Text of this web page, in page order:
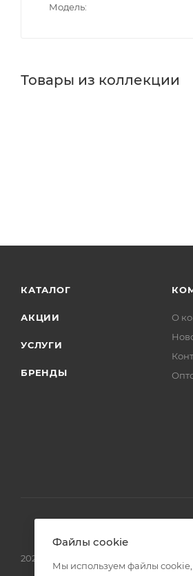
Модель
Товары из коллекции
Код товара
45230.20
Германия
Кран
СтильФайлы cookie
Мы используем файлы